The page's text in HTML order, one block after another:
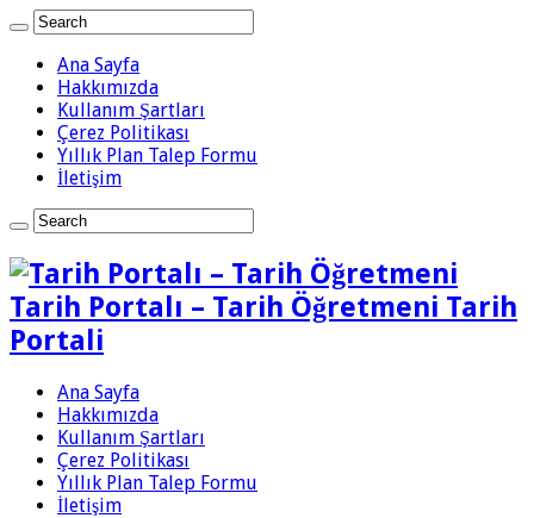
Ana Sayfa
Hakkımızda
Kullanım Şartları
Çerez Politikası
Yıllık Plan Talep Formu
İletişim
Tarih Portalı – Tarih Öğretmeni Tarih
Portali
Ana Sayfa
Hakkımızda
Kullanım Şartları
Çerez Politikası
Yıllık Plan Talep Formu
İletişim